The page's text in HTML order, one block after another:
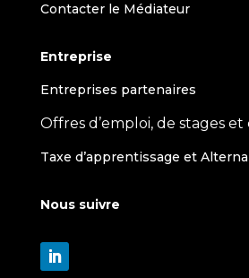
Contacter le Médiateur
Entreprise
Entreprises partenaires
Offres d’emploi, de stages et
Taxe d’apprentissage et
Nous suivre